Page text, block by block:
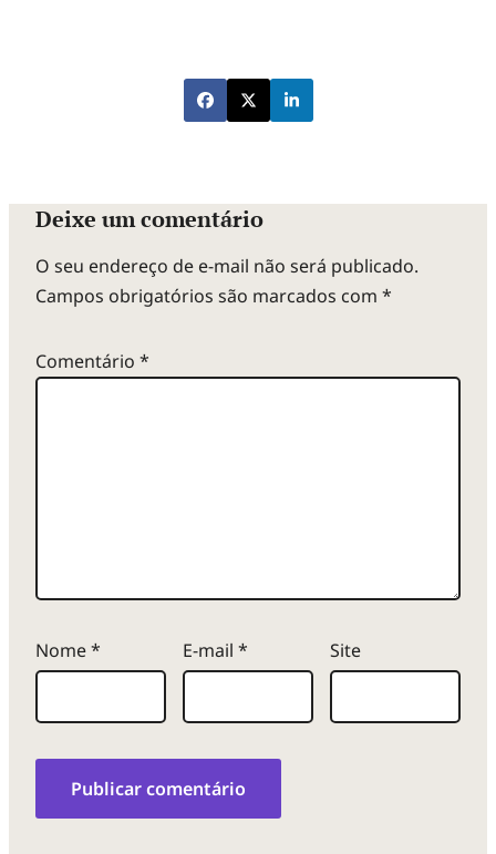
Deixe um comentário
O seu endereço de e-mail não será publicado.
Campos obrigatórios são marcados com *
Comentário *
Nome* E-mail * Site